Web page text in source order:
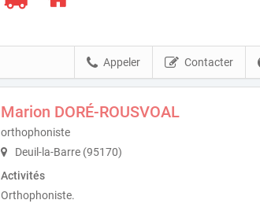
Contacter
Appeler
Marion DORÉ-ROUSVOAL
orthophoniste
Deuil-la-Barre (95170)
Activités
Orthophoniste.